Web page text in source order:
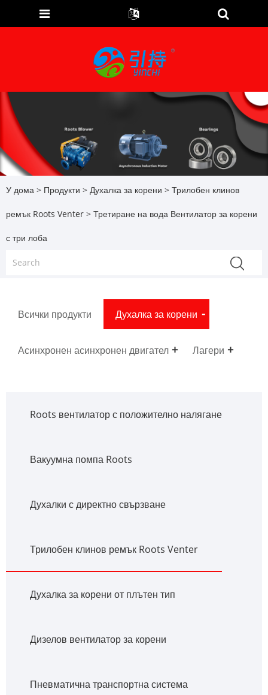
У дома > Продукти > Духалка за корени > Трилобен клинов
ремък Roots Venter > Третиране на вода Вентилатор за корени
с три лоба
Всички продукти Духалка за корени
Асинхронен асинхронен двигател Лагери
Roots вентилатор с положително налягане
Вакуумна помпа Roots
Духалки с директно свързване
Трилобен клинов ремък Roots Venter
Духалка за корени от плътен тип
Дизелов вентилатор за корени
Пневматична транспортна система